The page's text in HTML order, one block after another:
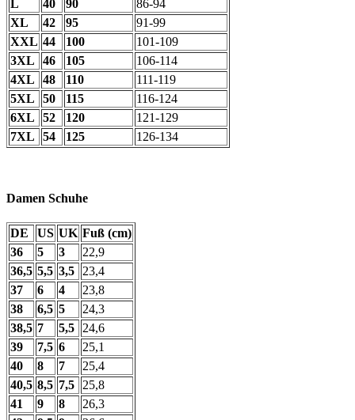
L
40 90
86-94
XL
42 95
91-99
XXL 44 100
101-109
3XL
46 105
106-114
4XL
48 110
111-119
5XL
50 115
116-124
6XL
52 120
121-129
7XL
54 125 126-134
Damen Schuhe
DE US UK Fuß (cm)
36
5 3
22,9
36,5 5,5 3,5
23,4
37
6 4
23,8
38
6,5 5
24,3
38,5 7 5,5
24,6
39
7,5 6
25,1
40
8 7
25,4
40,5 8,5 7,5
25,8
41
9 8
26,3